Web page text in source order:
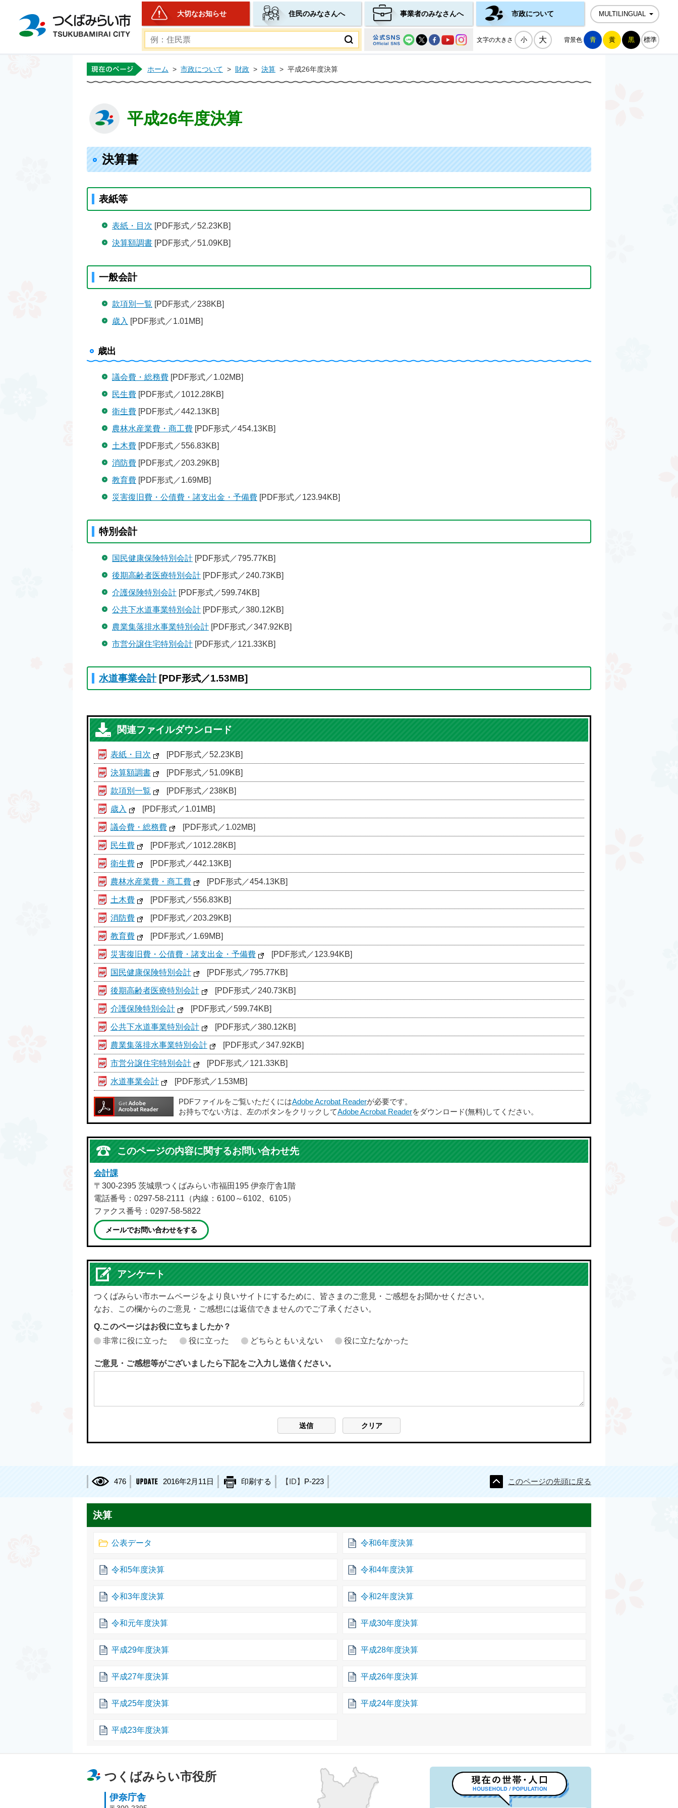
つくばみらい市公式ホームページ
大切なお知らせ 住民のみなさんへ 事業者のみなさんへ 市政について MULTILINGUAL
文字の大きさ 小 大 背景色 青 黄 黒 標準
ホーム > 市政について > 財政 > 決算 > 平成26年度決算
平成26年度決算
決算書
表紙等
表紙・目次 [PDF形式／52.23KB]
決算額調書 [PDF形式／51.09KB]
一般会計
款項別一覧 [PDF形式／238KB]
歳入 [PDF形式／1.01MB]
歳出
議会費・総務費 [PDF形式／1.02MB]
民生費 [PDF形式／1012.28KB]
衛生費 [PDF形式／442.13KB]
農林水産業費・商工費 [PDF形式／454.13KB]
土木費 [PDF形式／556.83KB]
消防費 [PDF形式／203.29KB]
教育費 [PDF形式／1.69MB]
災害復旧費・公債費・諸支出金・予備費 [PDF形式／123.94KB]
特別会計
国民健康保険特別会計 [PDF形式／795.77KB]
後期高齢者医療特別会計 [PDF形式／240.73KB]
介護保険特別会計 [PDF形式／599.74KB]
公共下水道事業特別会計 [PDF形式／380.12KB]
農業集落排水事業特別会計 [PDF形式／347.92KB]
市営分譲住宅特別会計 [PDF形式／121.33KB]
水道事業会計[PDF形式／1.53MB]
関連ファイルダウンロード
表紙・目次 [PDF形式／52.23KB]
決算額調書 [PDF形式／51.09KB]
款項別一覧 [PDF形式／238KB]
歳入 [PDF形式／1.01MB]
議会費・総務費 [PDF形式／1.02MB]
民生費 [PDF形式／1012.28KB]
衛生費 [PDF形式／442.13KB]
農林水産業費・商工費 [PDF形式／454.13KB]
土木費 [PDF形式／556.83KB]
消防費 [PDF形式／203.29KB]
教育費 [PDF形式／1.69MB]
災害復旧費・公債費・諸支出金・予備費 [PDF形式／123.94KB]
国民健康保険特別会計 [PDF形式／795.77KB]
後期高齢者医療特別会計 [PDF形式／240.73KB]
介護保険特別会計 [PDF形式／599.74KB]
公共下水道事業特別会計 [PDF形式／380.12KB]
農業集落排水事業特別会計 [PDF形式／347.92KB]
市営分譲住宅特別会計 [PDF形式／121.33KB]
水道事業会計 [PDF形式／1.53MB]
PDFファイルをご覧いただくにはAdobe Acrobat Readerが必要です。
お持ちでない方は、左のボタンをクリックしてAdobe Acrobat Readerをダウンロード(無料)してください。
このページの内容に関するお問い合わせ先
会計課
〒300-2395 茨城県つくばみらい市福田195 伊奈庁舎1階
電話番号：0297-58-2111（内線：6100～6102、6105）
ファクス番号：0297-58-5822
メールでお問い合わせをする
アンケート
つくばみらい市ホームページをより良いサイトにするために、皆さまのご意見・ご感想をお聞かせください。
なお、この欄からのご意見・ご感想には返信できませんのでご了承ください。
Q.このページはお役に立ちましたか？
非常に役に立った
役に立った どちらともいえない 役に立たなかった
ご意見・ご感想等がございましたら下記をご入力し送信ください。
476 2016年2月11日 印刷する 【ID】 P-223 このページの先頭に戻る
決算
公表データ 令和6年度決算
令和5年度決算 令和4年度決算
令和3年度決算 令和2年度決算
令和元年度決算 平成30年度決算
平成29年度決算 平成28年度決算
平成27年度決算 平成26年度決算
平成25年度決算 平成24年度決算
平成23年度決算
つくばみらい市役所
伊奈庁舎